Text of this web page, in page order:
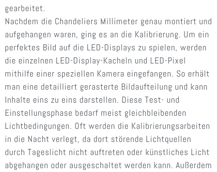
gearbeitet.
Nachdem die Chandeliers Millimeter genau montiert und
aufgehangen waren, ging es an die Kalibrierung. Um ein
perfektes Bild auf die LED-Displays zu spielen, werden
die einzelnen LED-Display-Kacheln und LED-Pixel
mithilfe einer speziellen Kamera eingefangen. So erhält
man eine detailliert gerasterte Bildaufteilung und kann
Inhalte eins zu eins darstellen. Diese Test- und
Einstellungsphase bedarf meist gleichbleibenden
Lichtbedingungen. Oft werden die Kalibrierungsarbeiten
in die Nacht verlegt, da dort störende Lichtquellen
durch Tageslicht nicht auftreten oder künstliches Licht
abgehangen oder ausgeschaltet werden kann. Außerdem